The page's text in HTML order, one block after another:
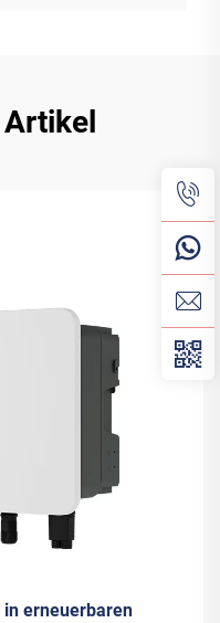
in erneuerbaren